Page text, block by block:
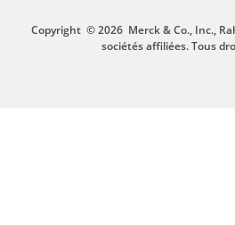
Copyright © 2026 Merck & Co., Inc.,
sociétés affiliées. Tous